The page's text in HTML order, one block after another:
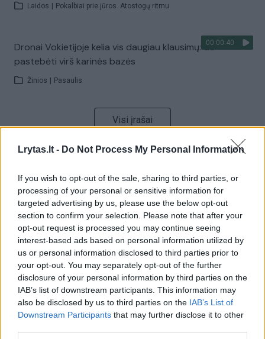
Lrytas.lt - Do Not Process My Personal Information
If you wish to opt-out of the sale, sharing to third parties, or
processing of your personal or sensitive information for
targeted advertising by us, please use the below opt-out
section to confirm your selection. Please note that after your
opt-out request is processed you may continue seeing
interest-based ads based on personal information utilized by
us or personal information disclosed to third parties prior to
your opt-out. You may separately opt-out of the further
disclosure of your personal information by third parties on the
IAB’s list of downstream participants. This information may
also be disclosed by us to third parties on the IAB’s List of
Downstream Participants that may further disclose it to other
Laidos Pokalbiai prie jūros. Atostogų ritmu
00:00:40
Dronai Vokietijoje kelia vis daugiau klausimų: du
pastebėti virš karinės bazės
Žinios Pasaulis
Visi įrašai
Žiūrimiausi įrašai
00:00:30
Vaizdai iš tragiškos avarijos Vilniaus r.: dviejų moterų ir
vaiko gyvybių išgelbėti nepavyko
Žinios | Lietuvos diena
00:00:57
Savaitės vidurys nusimato karštas: temperatūra kils iki
32 laipsnių šilumos